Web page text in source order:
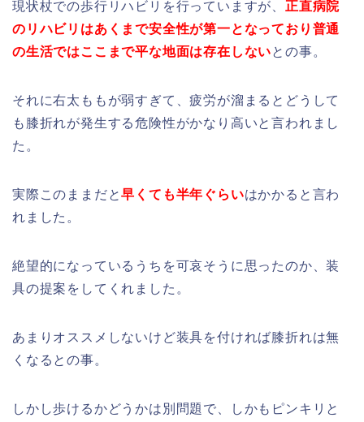
現状杖での歩行リハビリを行っていますが、 正直病院
のリハビリはあくまで安全性が第一となっており普通
の生活ではここまで平な地面は存在しないとの事。
それに右太ももが弱すぎて、疲労が溜まるとどうして
も膝折れが発生する危険性がかなり高いと言われまし
た。
実際このままだと早くても半年ぐらいはかかると言わ
れました。
絶望的になっているうちを可哀そうに思ったのか、装
具の提案をしてくれました。
あまりオススメしないけど装具を付ければ膝折れは無
くなるとの事。
しかし歩けるかどうかは別問題で、しかもピンキリと